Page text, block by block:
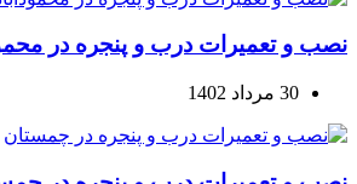
نصب و تعمیرات درب و پنجره در
30 مرداد 1402